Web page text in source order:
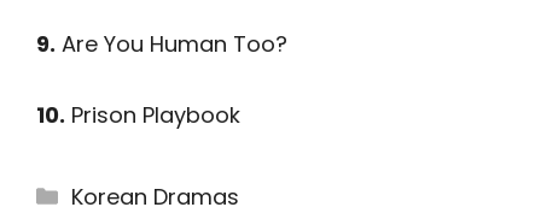
9. Are You Human Too?
10. Prison Playbook
Categories
Korean Dramas